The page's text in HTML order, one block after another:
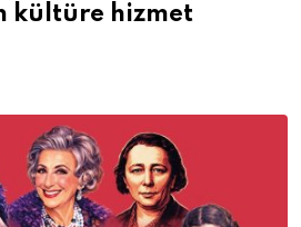
kültüre hizmet